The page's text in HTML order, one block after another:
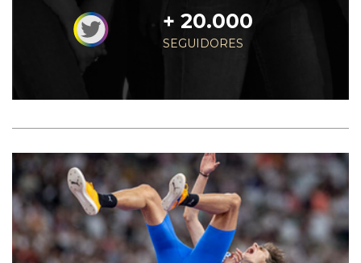
+ 20.000
SEGUIDORES